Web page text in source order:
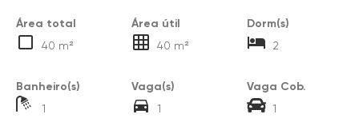
Área total
40 m²
Área útil
40 m²
Dorm(s)
2
Banheiro(s)
1
Vaga(s)
1
Vaga Cob.
1